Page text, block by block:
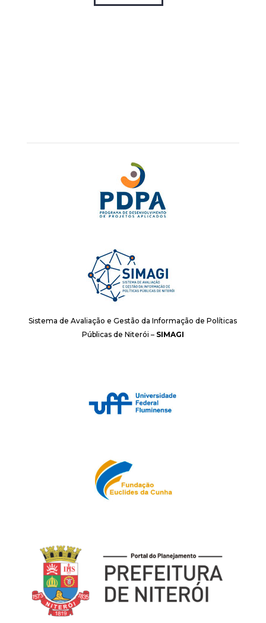
Sistema de Avaliação e Gestão da Informação de Políticas
Públicas de Niterói – SIMAGI